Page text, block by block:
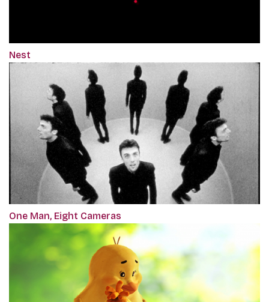
Nest
One Man, Eight Cameras